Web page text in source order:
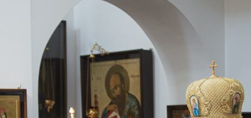
Екатеринодарской